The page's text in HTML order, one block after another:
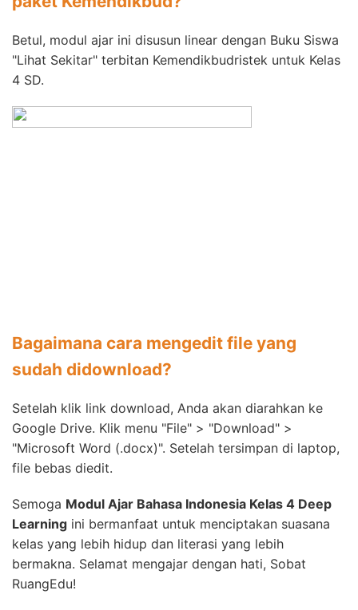
Betul, modul ajar ini disusun linear dengan Buku Siswa
"Lihat Sekitar" terbitan Kemendikbudristek untuk Kelas
4 SD.
Bagaimana cara mengedit file yang
sudah didownload?
Setelah klik link download, Anda akan diarahkan ke
Google Drive. Klik menu "File" > "Download" >
"Microsoft Word (.docx)". Setelah tersimpan di laptop,
file bebas diedit.
Semoga Modul Ajar Bahasa Indonesia Kelas 4 Deep
Learning ini bermanfaat untuk menciptakan suasana
kelas yang lebih hidup dan literasi yang lebih
bermakna. Selamat mengajar dengan hati, Sobat
RuangEdu!